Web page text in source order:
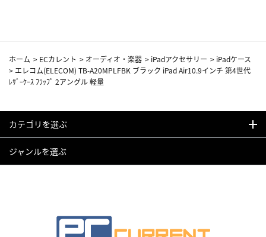
ホーム > ECカレント > オーディオ・楽器 > iPadアクセサリー > iPadケース
> エレコム(ELECOM) TB-A20MPLFBK ブラック iPad Air10.9インチ 第4世代
ﾚｻﾞｰｹｰｽ ﾌﾗｯﾌﾟ 2アングル 軽量
カテゴリを選ぶ
ジャンルを選ぶ